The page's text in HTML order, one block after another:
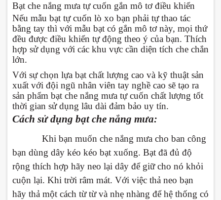
Bạt che nắng mưa tự cuốn gắn mô tơ điều khiển
Nếu mẫu bạt tự cuốn lò xo bạn phải tự thao tác
bằng tay thì với mẫu bạt có gắn mô tơ này, mọi thứ
đều được điều khiển tự động theo ý của bạn. Thích
hợp sử dụng với các khu vực cần diện tích che chắn
lớn.
Với sự chọn lựa bạt chất lượng cao và kỹ thuật sản
xuất với đội ngũ nhân viên tay nghề cao sẽ tạo ra
sản phẩm bạt che nắng mưa tự cuốn chất lượng tốt
thời gian sử dụng lâu dài đảm bảo uy tín.
Cách sử dụng bạt che nắng mưa:
Khi bạn muốn che nắng mưa cho ban công
bạn dùng dây kéo kéo bạt xuống. Bạt đã đủ độ
rộng thích hợp hãy neo lại dây để giữ cho nó khỏi
cuộn lại. Khi trời râm mát. Với việc thả neo bạn
hãy thả một cách từ từ và nhẹ nhàng để hệ thống có